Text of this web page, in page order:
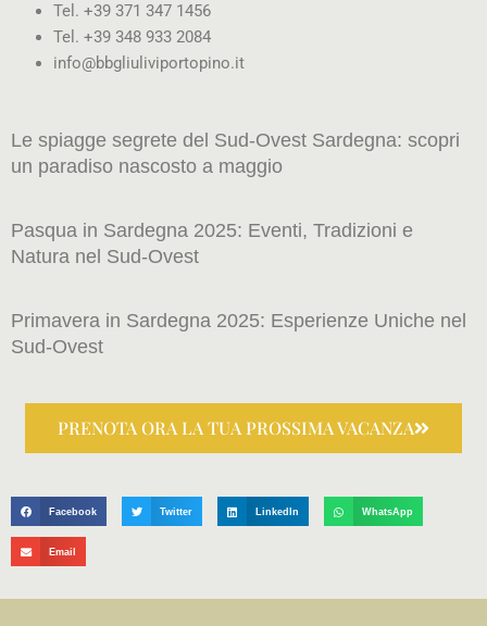
Tel. +39 371 347 1456
Tel. +39 348 933 2084
info@bbgliuliviportopino.it
Le spiagge segrete del Sud-Ovest Sardegna: scopri
un paradiso nascosto a maggio
Pasqua in Sardegna 2025: Eventi, Tradizioni e
Natura nel Sud-Ovest
Primavera in Sardegna 2025: Esperienze Uniche nel
Sud-Ovest
PRENOTA ORA LA TUA PROSSIMA VACANZA
Facebook Twitter LinkedIn WhatsApp
Email